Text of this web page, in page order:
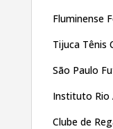
Fluminense
Tijuca Tênis
São Paulo
Instituto Rio
Clube de